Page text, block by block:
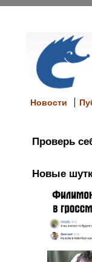
Новости
Проверь
Новые